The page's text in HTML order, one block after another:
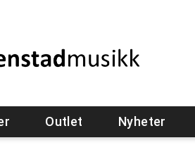
Outlet Nyheter